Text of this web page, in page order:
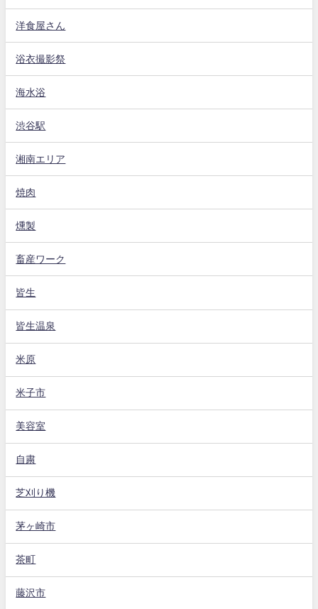
洋食屋さん
浴衣撮影祭
海水浴
渋谷駅
湘南エリア
焼肉
燻製
畜産ワーク
皆生
皆生温泉
米原
米子市
美容室
自粛
芝刈り機
茅ヶ崎市
茶町
藤沢市